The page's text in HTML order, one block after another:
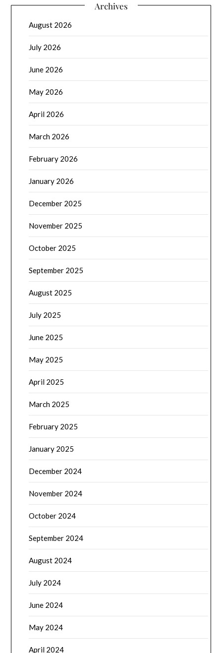
Archives
August 2026
July 2026
June 2026
May 2026
April 2026
March 2026
February 2026
January 2026
December 2025
November 2025
October 2025
September 2025
August 2025
July 2025
June 2025
May 2025
April 2025
March 2025
February 2025
January 2025
December 2024
November 2024
October 2024
September 2024
August 2024
July 2024
June 2024
May 2024
April 2024